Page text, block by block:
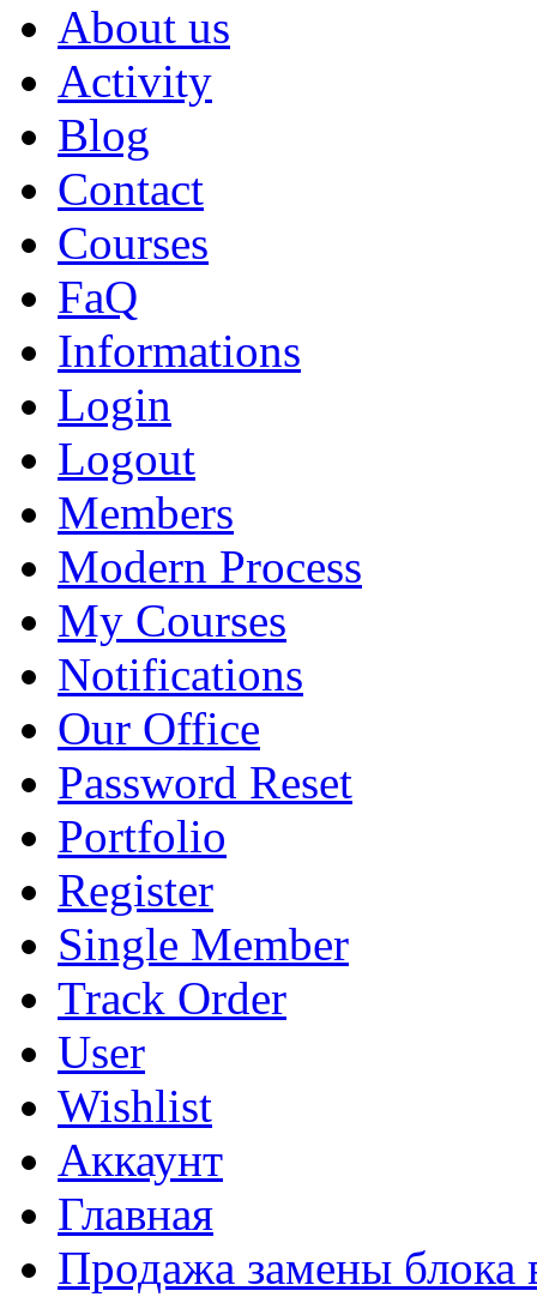
About us
Activity
Blog
Contact
Courses
FaQ
Informations
Login
Logout
Members
Modern Process
My Courses
Notifications
Our Office
Password Reset
Portfolio
Register
Single Member
Track Order
User
Wishlist
Аккаунт
Главная
Продажа замены блока